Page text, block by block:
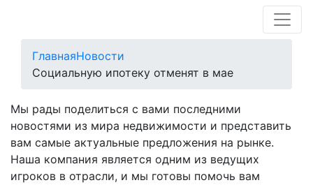
ГлавнаяНовости
Социальную ипотеку отменят в мае
Мы рады поделиться с вами последними
новостями из мира недвижимости и представить
вам самые актуальные предложения на рынке.
Наша компания является одним из ведущих
игроков в отрасли, и мы готовы помочь вам